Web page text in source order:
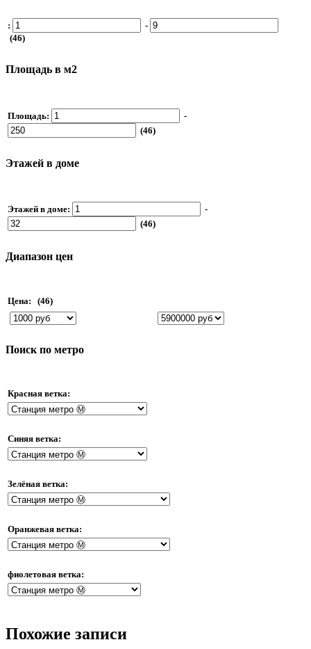
:
-
(46)
Площадь в м2
Площадь:
-
(46)
Этажей в доме
Этажей в доме:
-
(46)
Диапазон цен
Цена: (46)
Поиск по метро
Красная ветка:
Синяя ветка:
Зелёная ветка:
Оранжевая ветка:
фиолетовая ветка:
Похожие записи